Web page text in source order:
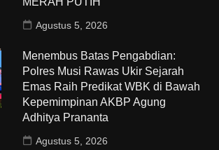
Agustus 5, 2026
Menembus Batas Pengabdian:
Polres Musi Rawas Ukir Sejarah
Emas Raih Predikat WBK di Bawah
Kepemimpinan AKBP Agung
Adhitya Prananta
Agustus 5, 2026